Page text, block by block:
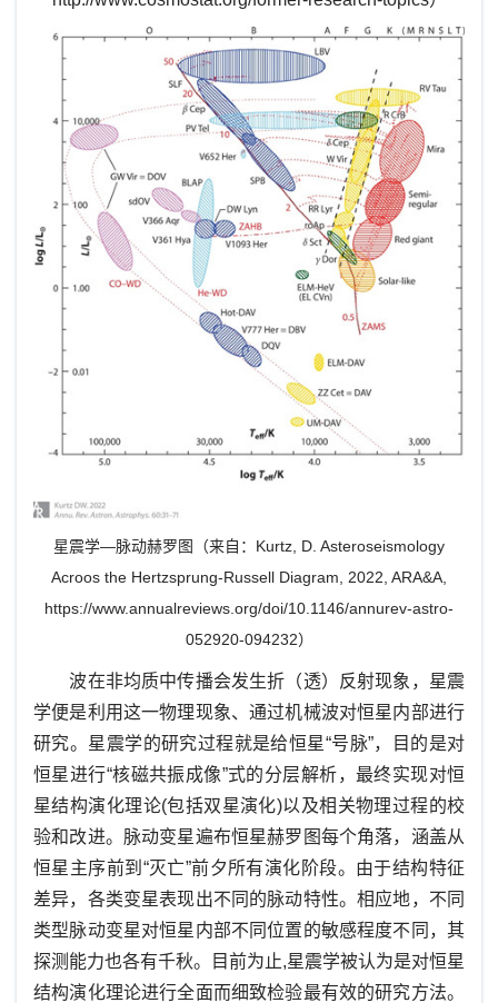
星震学—脉动赫罗图（来自：Kurtz, D. Asteroseismology
Acroos the Hertzsprung-Russell Diagram, 2022, ARA&A,
https://www.annualreviews.org/doi/10.1146/annurev-astro-
052920-094232）
波在非均质中传播会发生折（透）反射现象，星震
学便是利用这一物理现象、通过机械波对恒星内部进行
研究。星震学的研究过程就是给恒星“号脉”，目的是对
恒星进行“核磁共振成像”式的分层解析，最终实现对恒
星结构演化理论(包括双星演化)以及相关物理过程的校
验和改进。脉动变星遍布恒星赫罗图每个角落，涵盖从
恒星主序前到“灭亡”前夕所有演化阶段。由于结构特征
差异，各类变星表现出不同的脉动特性。相应地，不同
类型脉动变星对恒星内部不同位置的敏感程度不同，其
探测能力也各有千秋。目前为止,星震学被认为是对恒星
结构演化理论进行全面而细致检验最有效的研究方法。